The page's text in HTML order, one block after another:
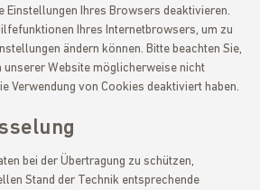
Einstellungen Ihres Browsers deaktivieren.
Ihres Internetbrowsers, um zu
ändern können. Bitte beachten Sie,
unserer Website möglicherweise nicht
Verwendung von Cookies deaktiviert haben.
bei der Übertragung zu schützen,
Stand der Technik entsprechende